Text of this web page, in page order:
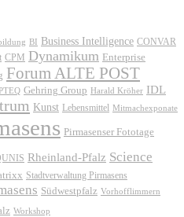
BI Business Intelligence CONVAR
CPM Dynamikum Enterprise
Forum ALTE POST
Gehring Group Harald Kröher IDL
Kunst Lebensmittel Mitmachexponate
Pirmasenser Fototage
Rheinland-Pfalz Science
Stadtverwaltung Pirmasens
Südwestpfalz Vorhofflimmern
Workshop